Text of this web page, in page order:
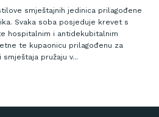
smještajnih jedinica prilagođene
Svaka soba posjeduje krevet s
hospitalnim i antidekubitalnim
te kupaonicu prilagođenu za
pružaju v...